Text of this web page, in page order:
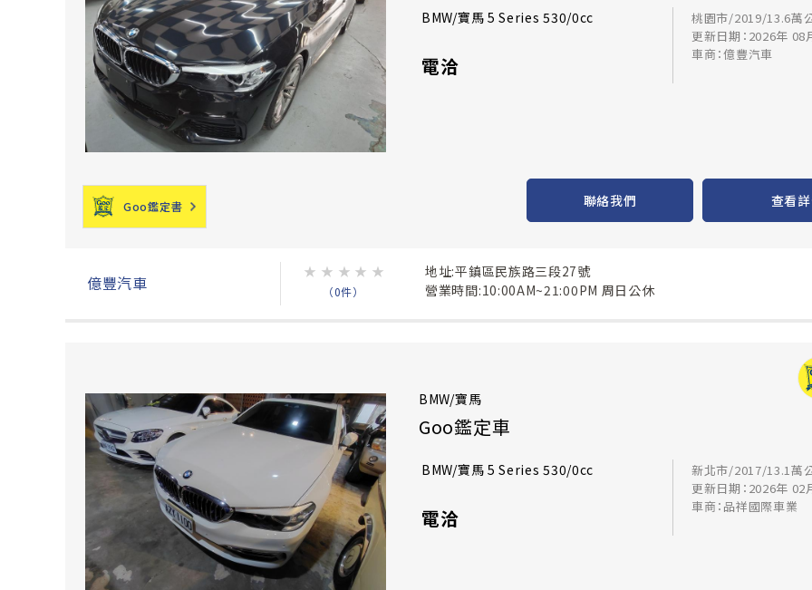
BMW/寶馬 5 Series 530/0cc
電洽
桃園市/2019/13.6萬
更新日期：2026年 08
車商：億豐汽車
Goo鑑定書 聯絡我們 查看
億豐汽車
★ ★ ★ ★ ★
（0件）
地址:平鎮區民族路三段27號
營業時間:10:00AM~21:00PM 周日公休
BMW/寶馬
Goo鑑定車
BMW/寶馬 5 Series 530/0cc
電洽
新北市/2017/13.1萬
更新日期：2026年 02
車商：品祥國際車業